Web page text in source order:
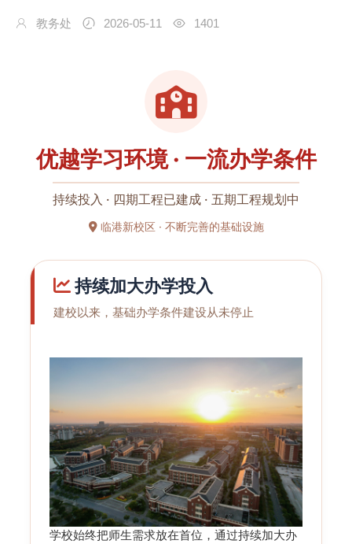
教务处 2026-05-11 1401
优越学习环境 · 一流办学条件
持续投入 · 四期工程已建成 · 五期工程规划中
临港新校区 · 不断完善的基础设施
持续加大办学投入
建校以来，基础办学条件建设从未停止
学校始终把师生需求放在首位，通过持续加大办